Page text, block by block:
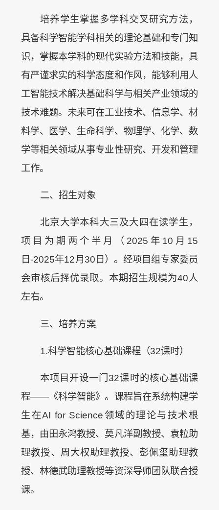
培养学生掌握多学科交叉研究方法，
具备科学智能学科相关的理论基础和专门知
识，掌握本学科的现代实验方法和技能，具
有严谨求实的科学态度和作风，能够利用人
工智能技术解决基础科学与相关产业领域的
技术难题。未来可在工业技术、信息学、材
料学、医学、生命科学、物理学、化学、数
学等相关领域从事专业性研究、开发和管理
工作。
二、招生对象
北京大学本科大三及大四在读学生，
项目为期两个半月（2025年10月15
日-2025年12月30日）。经项目组专家委员
会审核后择优录取。本期招生规模为40人
左右。
三、培养方案
1.科学智能核心基础课程（32课时）
本项目开设一门32课时的核心基础课
程——《科学智能》。课程旨在系统构建学
生在AI for Science领域的理论与技术根
基，由田永鸿教授、莫凡洋副教授、袁粒助
理教授、周大权助理教授、彭佩玺助理教
授、林德武助理教授等资深导师团队联合授
课。